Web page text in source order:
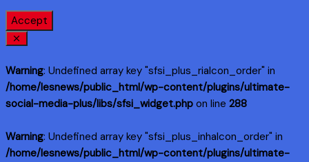
Accept
Warning: Undefined array key "sfsi_plus_riaIcon_order" in
/home/lesnews/public_html/wp-content/plugins/ultimate-
social-media-plus/libs/sfsi_widget.php on line 288
Warning: Undefined array key "sfsi_plus_inhaIcon_order" in
/home/lesnews/public_html/wp-content/plugins/ultimate-